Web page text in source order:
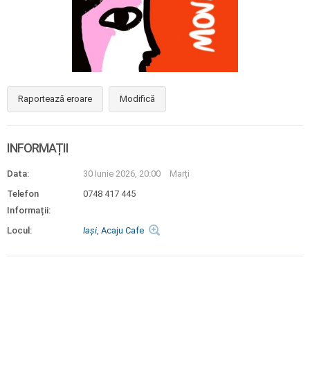
Raportează eroare Modifică
INFORMAȚII
Data: 30 Iunie 2026, 20:00
Marți
Telefon
Informații:
0748 417 445
Locul: Iaşi, Acaju Cafe